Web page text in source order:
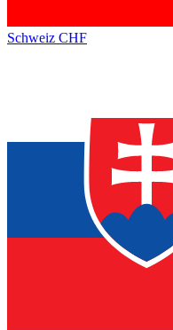
Schweiz CHF